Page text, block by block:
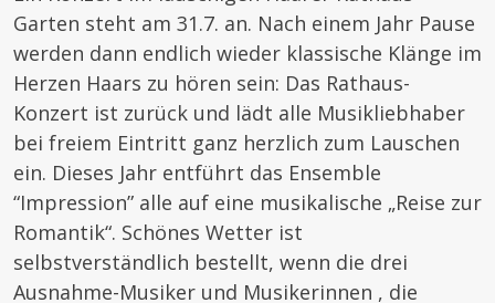
Garten steht am 31.7. an. Nach einem Jahr Pause
werden dann endlich wieder klassische Klänge im
Herzen Haars zu hören sein: Das Rathaus-
Konzert ist zurück und lädt alle Musikliebhaber
bei freiem Eintritt ganz herzlich zum Lauschen
ein. Dieses Jahr entführt das Ensemble
“Impression” alle auf eine musikalische „Reise zur
Romantik“. Schönes Wetter ist
selbstverständlich bestellt, wenn die drei
Ausnahme-Musiker und Musikerinnen , die